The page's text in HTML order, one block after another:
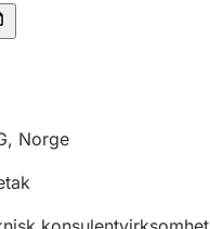
, Norge